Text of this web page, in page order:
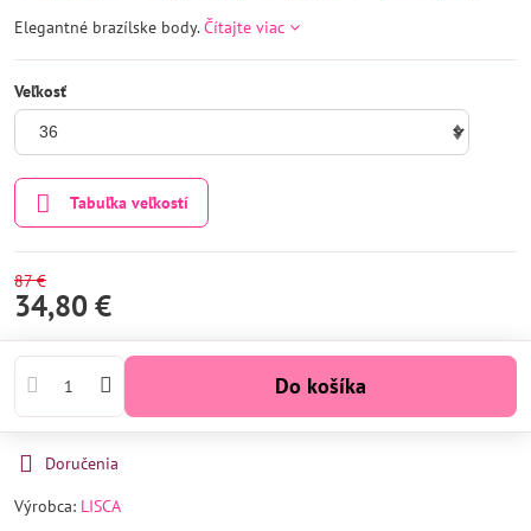
Elegantné brazílske body.Čítajte viac
Veľkosť
Tabuľka veľkostí
87 €
34,80 €
Do košíka
Doručenia
Výrobca: LISCA